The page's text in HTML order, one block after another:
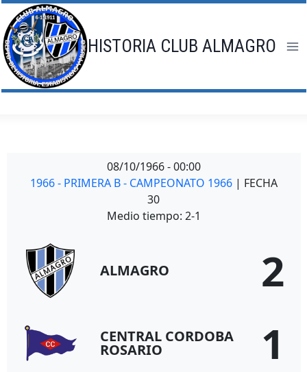
Saltar
al
contenido
HISTORIA CLUB ALMAGRO
08/10/1966 - 00:00
1966 - PRIMERA B - CAMPEONATO 1966 | FECHA
30
Medio tiempo: 2-1
ALMAGRO 2
CENTRAL CORDOBA
ROSARIO 1